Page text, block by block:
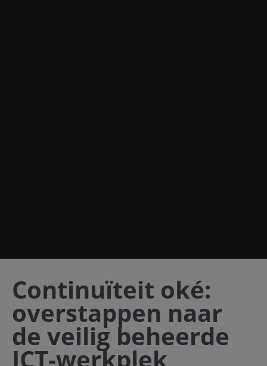
Continuïteit oké:
overstappen naar
de veilig beheerde
ICT-werkplek